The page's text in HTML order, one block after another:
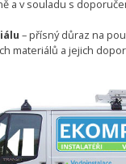
a v souladu s
– přísný důraz na
materiálů a jejich